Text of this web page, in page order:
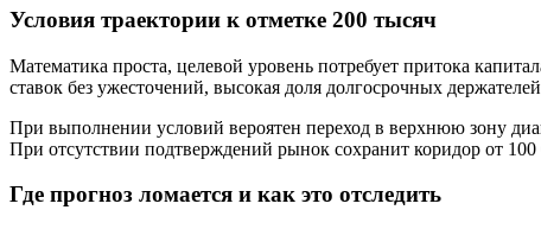
Условия траектории к отметке 200 тысяч
Математика проста, целевой уровень потребует притока
ставок без ужесточений, высокая доля долгосрочных
При выполнении условий вероятен переход в верхнюю зону
При отсутствии подтверждений рынок сохранит коридор от
Где прогноз ломается и как это отследить